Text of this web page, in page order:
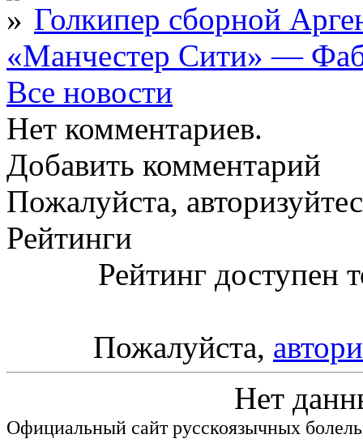
Голкипер сборной
«Манчестер Сити» —
Все новости
Нет комментариев.
Добавить комментарий
Пожалуйста,
Рейтинги
Рейтинг доступен
Пожалуйста,
Нет
Официальный сайт русскоязычных